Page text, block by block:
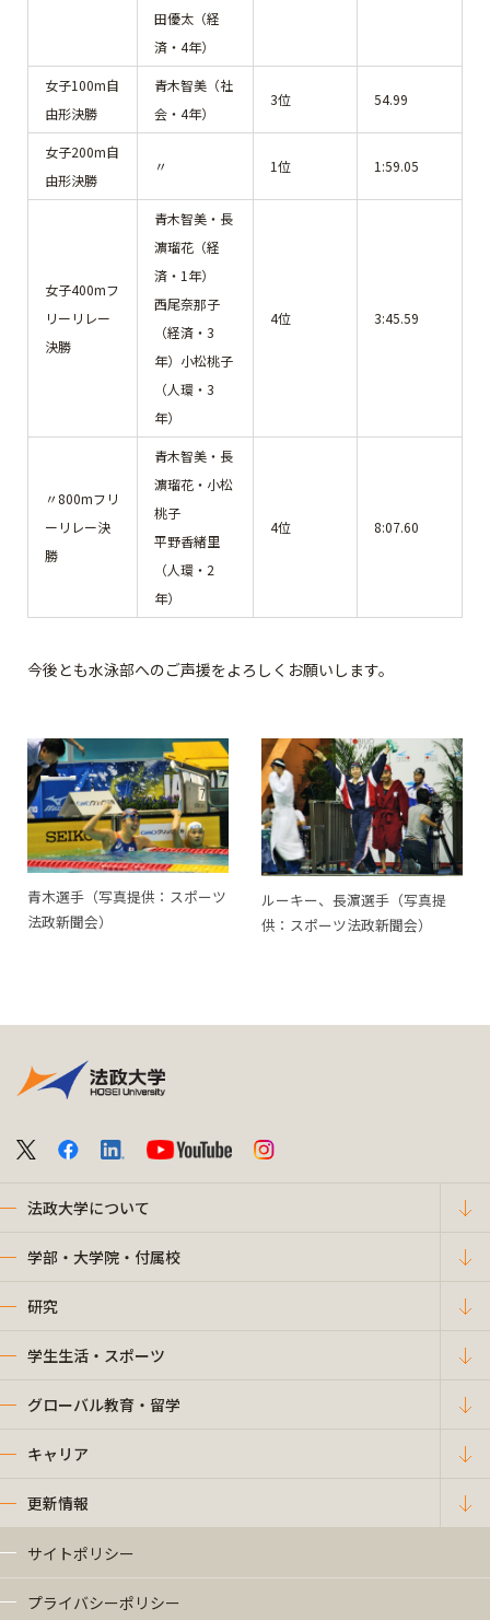
田優太（経
済・4年）
女子100m自
由形決勝
青木智美（社
会・4年）
3位 54.99
女子200m自
由形決勝
〃 1位 1:59.05
女子400mフ
リーリレー
決勝
青木智美・長
濵瑠花（経
済・1年）
西尾奈那子
（経済・3
年）小松桃子
（人環・3
年）
4位 3:45.59
〃800mフリ
ーリレー決
勝
青木智美・長
濵瑠花・小松
桃子
平野香緒里
（人環・2
年）
4位 8:07.60
今後とも水泳部へのご声援をよろしくお願いします。
青木選手（写真提供：スポーツ
法政新聞会）
ルーキー、長濵選手（写真提
供：スポーツ法政新聞会）
法政大学について
学部・大学院・付属校
研究
学生生活・スポーツ
グローバル教育・留学
キャリア
更新情報
サイトポリシー
プライバシーポリシー